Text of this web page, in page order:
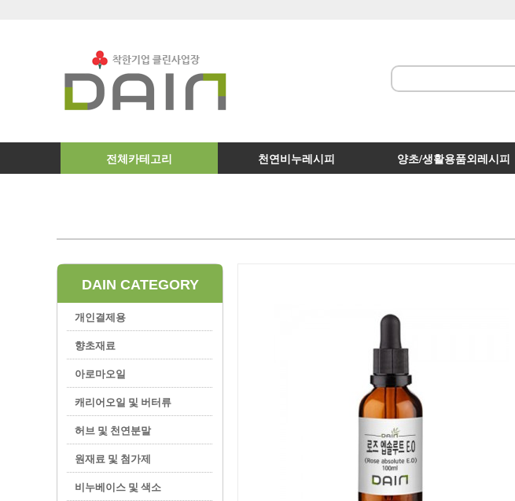
전체카테고리 천연비누레시피 양초/생활용품외레시피
DAIN CATEGORY
개인결제용
향초재료
아로마오일
캐리어오일 및 버터류
허브 및 천연분말
원재료 및 첨가제
비누베이스 및 색소